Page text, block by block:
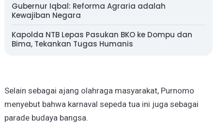
Gubernur Iqbal: Reforma Agraria adalah
Kewajiban Negara
Kapolda NTB Lepas Pasukan BKO ke Dompu dan
Bima, Tekankan Tugas Humanis
Selain sebagai ajang olahraga masyarakat, Purnomo
menyebut bahwa karnaval sepeda tua ini juga sebagai
parade budaya bangsa.